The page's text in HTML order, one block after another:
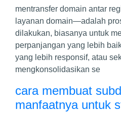
mentransfer domain antar
layanan domain—adalah
dilakukan, biasanya untuk
perpanjangan yang lebih
yang lebih responsif, atau
mengkonsolidasikan se
cara membuat
manfaatnya untuk